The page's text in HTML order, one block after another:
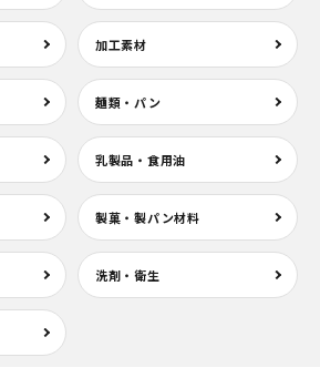
加工素材
麺類・パン
乳製品・食用油
製菓・製パン材料
洗剤・衛生